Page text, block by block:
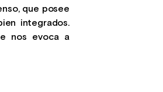
que posee
integrados.
nos evoca a